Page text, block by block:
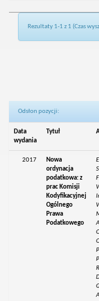
Rezultaty 1-1 z 1 (Czas
Odsłon pozycji:
Data
wydania
Tytuł
2017
Nowa
ordynacja
podatkowa: z
prac Komisji
Kodyfikacyjnej
Ogólnego
Prawa
Podatkowego